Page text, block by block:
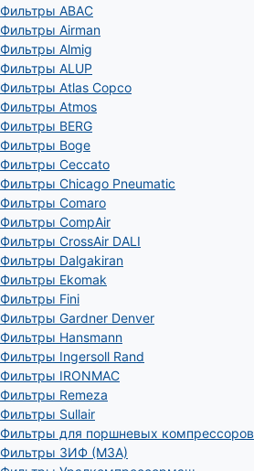
Фильтры ABAC
Фильтры Airman
Фильтры Almig
Фильтры ALUP
Фильтры Atlas Copco
Фильтры Atmos
Фильтры BERG
Фильтры Boge
Фильтры Ceccato
Фильтры Chicago Pneumatic
Фильтры Comaro
Фильтры CompAir
Фильтры CrossAir DALI
Фильтры Dalgakiran
Фильтры Ekomak
Фильтры Fini
Фильтры Gardner Denver
Фильтры Hansmann
Фильтры Ingersoll Rand
Фильтры IRONMAC
Фильтры Remeza
Фильтры Sullair
Фильтры для поршневых компрессоров
Фильтры ЗИФ (МЗА)